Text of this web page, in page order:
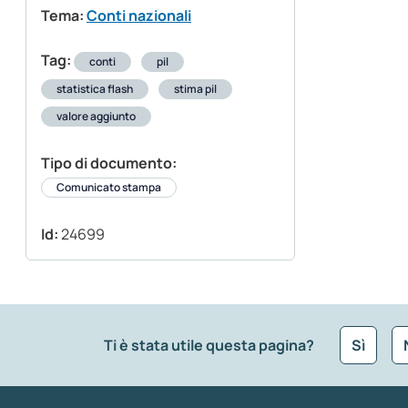
Tema:Conti nazionali
Tag: conti
pil
statistica flash
stima pil
valore aggiunto
Tipo di documento:
Comunicato stampa
Id:24699
Ti è stata utile questa pagina? Sì